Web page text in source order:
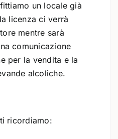
un locale già
licenza ci verrà
mentre sarà
comunicazione
per la vendita e la
alcoliche.
ricordiamo: